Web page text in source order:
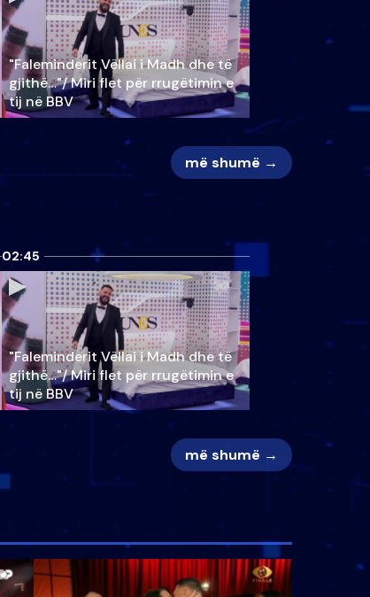
"Faleminderit Vëllai i Madh dhe të
gjithë…"/ Miri flet për rrugëtimin e
tij në BBV
më shumë →
02:45
"Faleminderit Vëllai i Madh dhe të
gjithë…"/ Miri flet për rrugëtimin e
tij në BBV
më shumë →